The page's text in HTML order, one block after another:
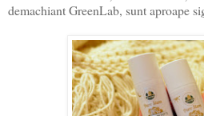
demachiant GreenLab, sunt aproape